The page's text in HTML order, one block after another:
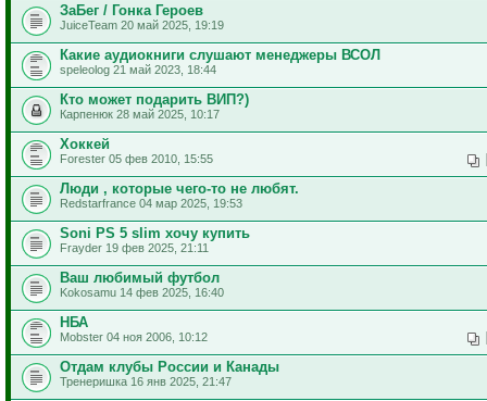
ЗаБег / Гонка Героев
JuiceTeam 20 май 2025, 19:19
Какие аудиокниги слушают менеджеры ВСОЛ
speleolog 21 май 2023, 18:44
Кто может подарить ВИП?)
Карпенюк 28 май 2025, 10:17
Хоккей
Forester 05 фев 2010, 15:55
Люди , которые чего-то не любят.
Redstarfrance 04 мар 2025, 19:53
Soni PS 5 slim хочу купить
Frayder 19 фев 2025, 21:11
Ваш любимый футбол
Kokosamu 14 фев 2025, 16:40
НБА
Mobster 04 ноя 2006, 10:12
Отдам клубы России и Канады
Тренеришка 16 янв 2025, 21:47